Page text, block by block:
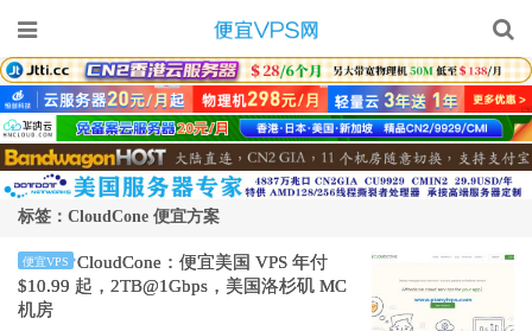
标签：CloudCone 便宜方案
便宜VPS
CloudCone：便宜美国 VPS 年付
$10.99 起，2TB@1Gbps，美国洛杉矶 MC
机房